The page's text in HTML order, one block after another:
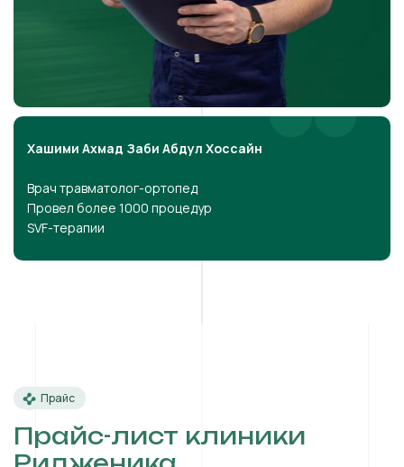
Хашими Ахмад Заби Абдул Хоссайн
Врач травматолог-ортопед
Провел более 1000 процедур
SVF-терапии
Прайс
Прайс-лист клиники